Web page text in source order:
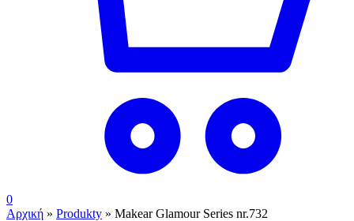
0
Αρχική » Produkty » Makear Glamour Series nr.732